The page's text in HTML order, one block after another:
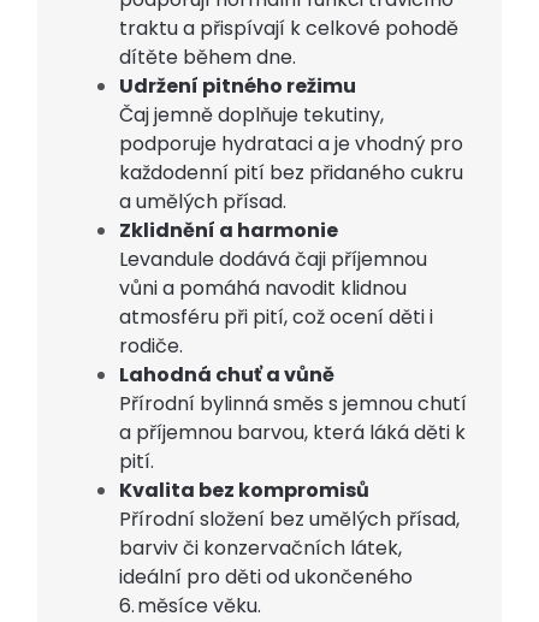
traktu a přispívají k celkové pohodě
dítěte během dne.
Udržení pitného režimu
Čaj jemně doplňuje tekutiny,
podporuje hydrataci a je vhodný pro
každodenní pití bez přidaného cukru
a umělých přísad.
Zklidnění a harmonie
Levandule dodává čaji příjemnou
vůni a pomáhá navodit klidnou
atmosféru při pití, což ocení děti i
rodiče.
Lahodná chuť a vůně
Přírodní bylinná směs s jemnou chutí
a příjemnou barvou, která láká děti k
pití.
Kvalita bez kompromisů
Přírodní složení bez umělých přísad,
barviv či konzervačních látek,
ideální pro děti od ukončeného
6. měsíce věku.